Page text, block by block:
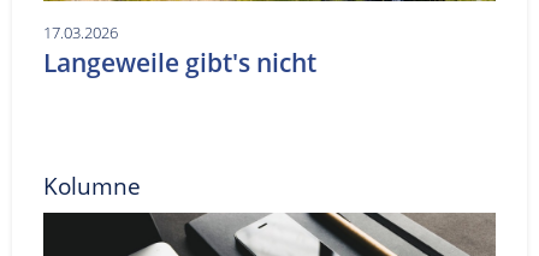
17.03.2026
Langeweile gibt's nicht
Kolumne